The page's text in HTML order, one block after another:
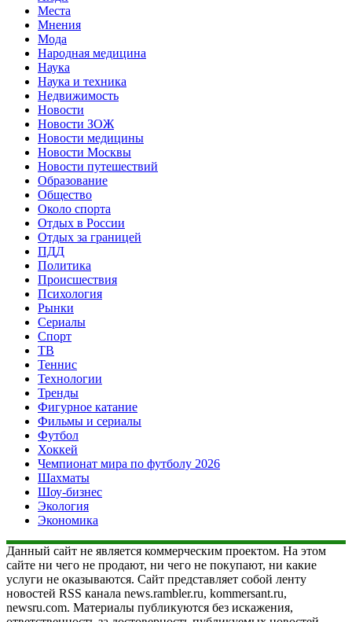
Места
Мнения
Мода
Народная медицина
Наука
Наука и техника
Недвижимость
Новости
Новости ЗОЖ
Новости медицины
Новости Москвы
Новости путешествий
Образование
Общество
Около спорта
Отдых в России
Отдых за границей
ПДД
Политика
Происшествия
Психология
Рынки
Сериалы
Спорт
ТВ
Теннис
Технологии
Тренды
Фигурное катание
Фильмы и сериалы
Футбол
Хоккей
Чемпионат мира по футболу 2026
Шахматы
Шоу-бизнес
Экология
Экономика
Данный сайт не является коммерческим проектом. На этом
сайте ни чего не продают, ни чего не покупают, ни какие
услуги не оказываются. Сайт представляет собой ленту
новостей RSS канала news.rambler.ru, kommersant.ru,
newsru.com. Материалы публикуются без искажения,